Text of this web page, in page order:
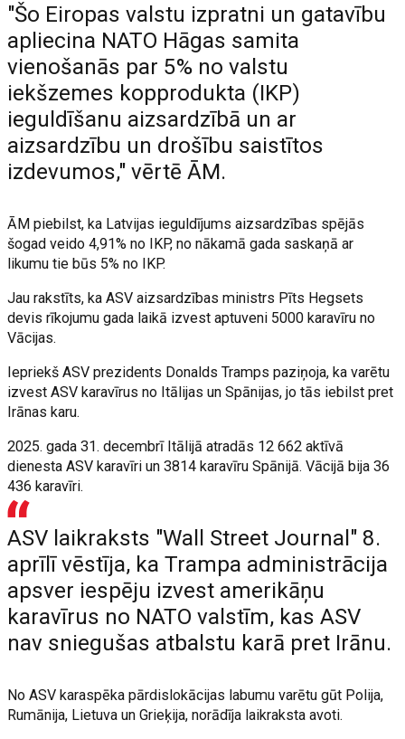
"Šo Eiropas valstu izpratni un gatavību
apliecina NATO Hāgas samita
vienošanās par 5% no valstu
iekšzemes kopprodukta (IKP)
ieguldīšanu aizsardzībā un ar
aizsardzību un drošību saistītos
izdevumos," vērtē ĀM.
ĀM piebilst, ka Latvijas ieguldījums aizsardzības spējās
šogad veido 4,91% no IKP, no nākamā gada saskaņā ar
likumu tie būs 5% no IKP.
Jau rakstīts, ka ASV aizsardzības ministrs Pīts Hegsets
devis rīkojumu gada laikā izvest aptuveni 5000 karavīru no
Vācijas.
Iepriekš ASV prezidents Donalds Tramps paziņoja, ka varētu
izvest ASV karavīrus no Itālijas un Spānijas, jo tās iebilst pret
Irānas karu.
2025. gada 31. decembrī Itālijā atradās 12 662 aktīvā
dienesta ASV karavīri un 3814 karavīru Spānijā. Vācijā bija 36
436 karavīri.
ASV laikraksts "Wall Street Journal" 8.
aprīlī vēstīja, ka Trampa administrācija
apsver iespēju izvest amerikāņu
karavīrus no NATO valstīm, kas ASV
nav sniegušas atbalstu karā pret Irānu.
No ASV karaspēka pārdislokācijas labumu varētu gūt Polija,
Rumānija, Lietuva un Grieķija, norādīja laikraksta avoti.